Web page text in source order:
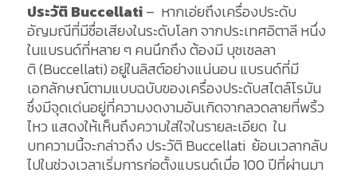
ประวัติ Buccellati– หากเอ่ยถึงเครื่องประดับ
อัญมณีที่มีชื่อเสียงในระดับโลกจากประเทศอิตาลีหนึ่ง
ในแบรนด์ที่หลายๆคนนึกถึง ต้องมีบุชเชลลา
ติ(Buccellati) อยู่ในลิสต์อย่างแน่นอนแบรนด์ที่มี
เอกลักษณ์ตามแบบฉบับของเครื่องประดับสไตล์โรมัน
ซึ่งมีจุดเด่นอยู่ที่ความงดงามอันเกิดจากลวดลายที่พริ้ว
ไหว แสดงให้เห็นถึงความใส่ใจในรายละเอียด ใน
บทความนี้จะกล่าวถึง ประวัติBuccellati ย้อนเวลากลับ
ไปในช่วงเวลาเริ่มการก่อตั้งแบรนด์เมื่อ100ปีที่ผ่านมา